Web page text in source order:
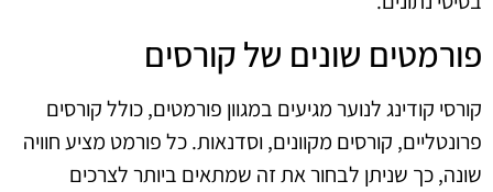
פורמטים שונים של קורסים
קורסי קודינג לנוער מגיעים במגוון פורמטים, כולל קורסים
פרונטליים, קורסים מקוונים, וסדנאות. כל פורמט מציע חוויה
שונה, כך שניתן לבחור את זה שמתאים ביותר לצרכים